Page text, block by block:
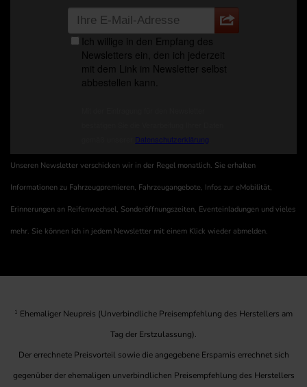
Unseren Newsletter verschicken wir in der Regel monatlich. Sie erhalten
Informationen zu Fahrzeugpremieren, Fahrzeugangebote, Infos zur eMobilität,
Erinnerungen an Reifenwechsel, Sonderöffnungszeiten, Eventeinladungen und vieles
mehr. Sie können ich in jedem Newsletter mit einem Klick wieder abmelden.
1 Ehemaliger Neupreis (Unverbindliche Preisempfehlung des Herstellers am
Tag der Erstzulassung).
Der errechnete Preisvorteil sowie die angegebene Ersparnis errechnet sich
gegenüber der ehemaligen unverbindlichen Preisempfehlung des Herstellers